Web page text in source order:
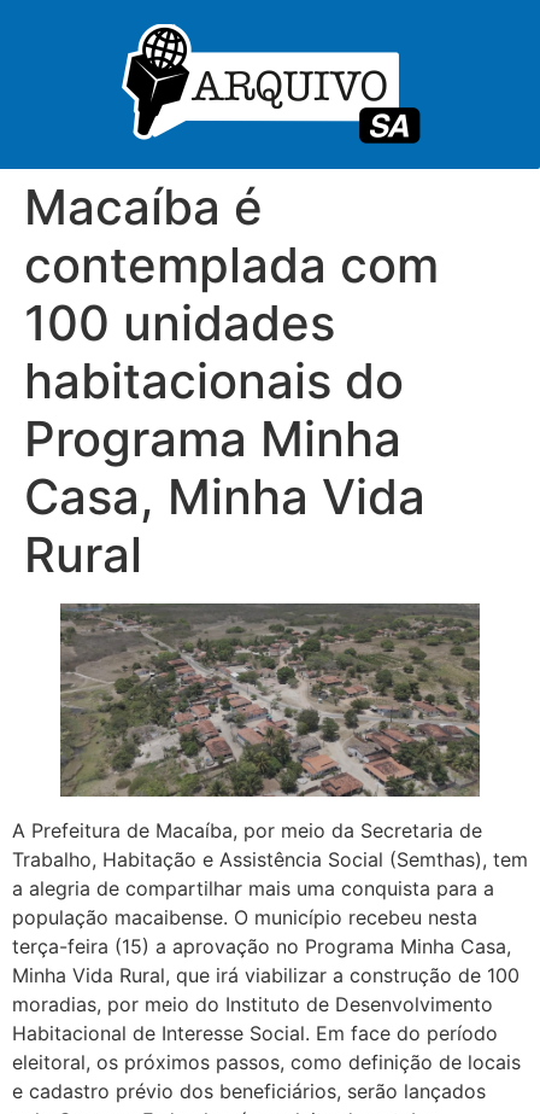
Macaíba é
contemplada com
100 unidades
habitacionais do
Programa Minha
Casa, Minha Vida
Rural
A Prefeitura de Macaíba, por meio da Secretaria de
Trabalho, Habitação e Assistência Social (Semthas), tem
a alegria de compartilhar mais uma conquista para a
população macaibense. O município recebeu nesta
terça-feira (15) a aprovação no Programa Minha Casa,
Minha Vida Rural, que irá viabilizar a construção de 100
moradias, por meio do Instituto de Desenvolvimento
Habitacional de Interesse Social. Em face do período
eleitoral, os próximos passos, como definição de locais
e cadastro prévio dos beneficiários, serão lançados